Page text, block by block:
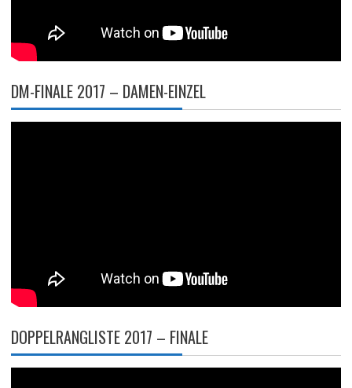
DM-FINALE 2017 – DAMEN-EINZEL
DOPPELRANGLISTE 2017 – FINALE